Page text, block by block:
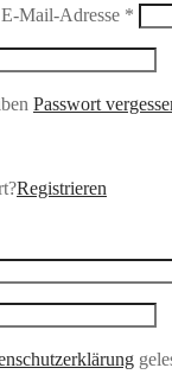
Mail-Adresse *
Passwort
Registrieren